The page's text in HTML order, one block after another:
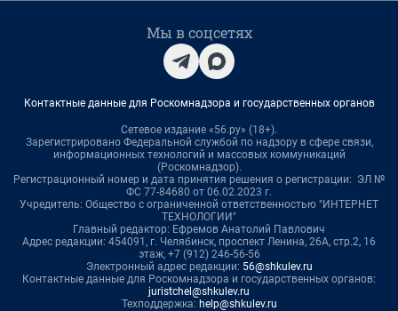
Мы в соцсетях
Контактные данные для Роскомнадзора и государственных органов
Сетевое издание «56.ру» (18+).
Зарегистрировано Федеральной службой по надзору в сфере связи,
информационных технологий и массовых коммуникаций
(Роскомнадзор).
Регистрационный номер и дата принятия решения о регистрации: ЭЛ №
ФС 77-84680 от 06.02.2023 г.
Учредитель: Общество с ограниченной ответственностью "ИНТЕРНЕТ
ТЕХНОЛОГИИ"
Главный редактор: Ефремов Анатолий Павлович
Адрес редакции: 454091, г. Челябинск, проспект Ленина, 26А, стр.2, 16
этаж, +7 (912) 246-56-56
Электронный адрес редакции: 56@shkulev.ru
Контактные данные для Роскомнадзора и государственных органов:
juristchel@shkulev.ru
Техподдержка: help@shkulev.ru